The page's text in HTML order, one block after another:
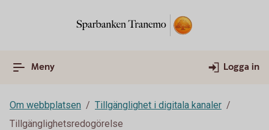
Meny Logga in
Om webbplatsen
Tillgänglighet i digitala kanaler
Tillgänglighetsredogörelse